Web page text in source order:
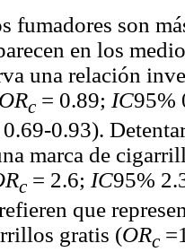
fumadores son
en los
una relación
ORc = 0.89; IC95%
0.93).
marca de
c = 2.6; IC95%
que
gratis (ORc